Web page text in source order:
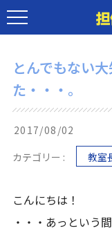
とんでもない
た・・・。
2017/08/02
カテゴリー :
教室
こんにちは！
・・・あっという